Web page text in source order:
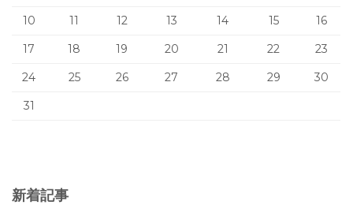
10
11 12 13 14 15
16
17
18 19 20 21 22
23
24
25 26 27 28 29
30
31
新着記事